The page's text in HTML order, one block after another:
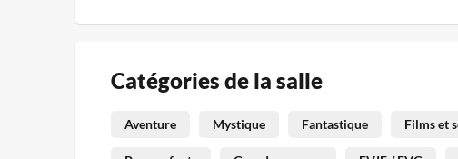
Catégories de la salle
Aventure Mystique Fantastique Films et